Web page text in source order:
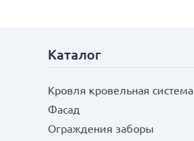
Каталог
Кровля кровельная система
Фасад
Ограждения заборы